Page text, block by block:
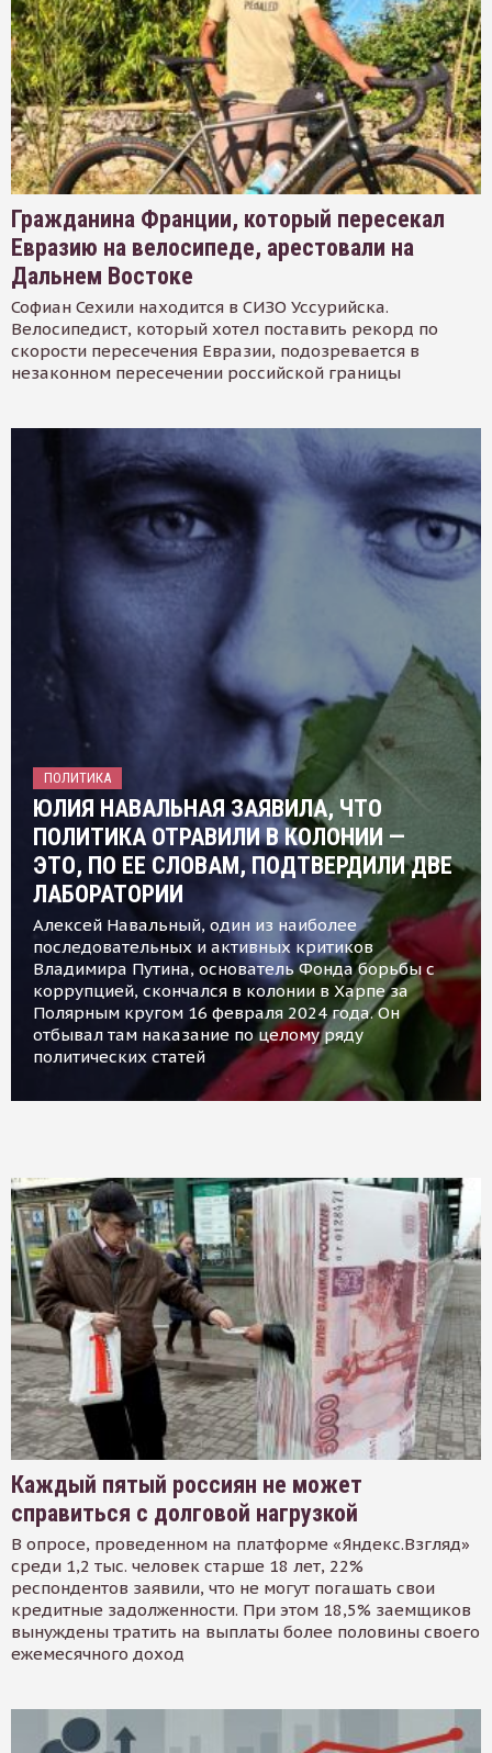
Гражданина Франции, который пересекал
Евразию на велосипеде, арестовали на
Дальнем Востоке
Софиан Сехили находится в СИЗО Уссурийска.
Велосипедист, который хотел поставить рекорд по
скорости пересечения Евразии, подозревается в
незаконном пересечении российской границы
ПОЛИТИКА
ЮЛИЯ НАВАЛЬНАЯ ЗАЯВИЛА, ЧТО
ПОЛИТИКА ОТРАВИЛИ В КОЛОНИИ —
ЭТО, ПО ЕЕ СЛОВАМ, ПОДТВЕРДИЛИ ДВЕ
ЛАБОРАТОРИИ
Алексей Навальный, один из наиболее
последовательных и активных критиков
Владимира Путина, основатель Фонда борьбы с
коррупцией, скончался в колонии в Харпе за
Полярным кругом 16 февраля 2024 года. Он
отбывал там наказание по целому ряду
политических статей
Каждый пятый россиян не может
справиться с долговой нагрузкой
В опросе, проведенном на платформе «Яндекс.Взгляд»
среди 1,2 тыс. человек старше 18 лет, 22%
респондентов заявили, что не могут погашать свои
кредитные задолженности. При этом 18,5% заемщиков
вынуждены тратить на выплаты более половины своего
ежемесячного доход